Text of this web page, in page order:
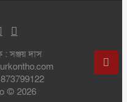
সঞ্জয় দাস
© 2026